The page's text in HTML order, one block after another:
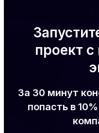
проект
За 30 минут
попасть в